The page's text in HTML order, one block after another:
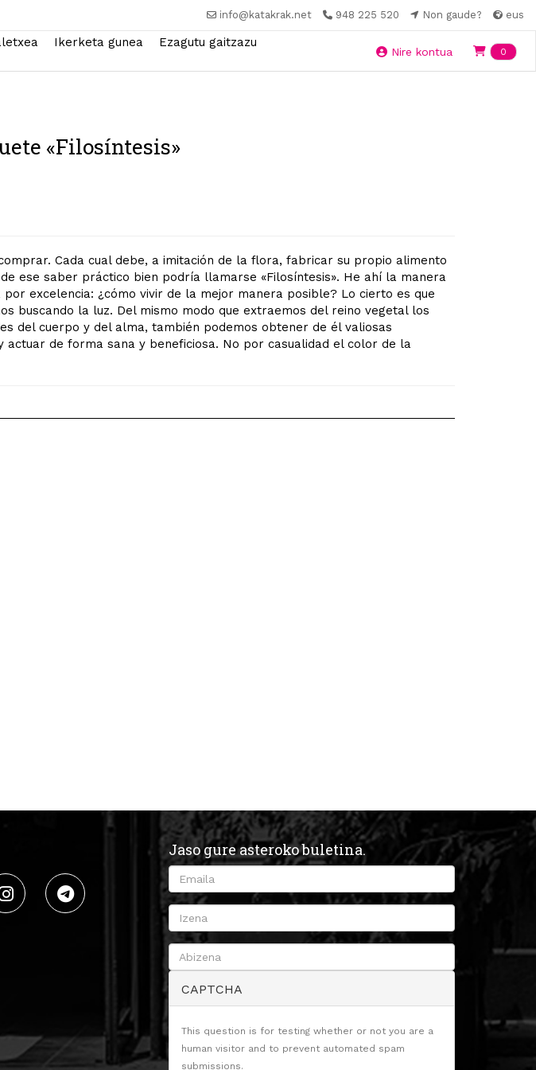
info@katakrak.net 948 225 520 Non gaude? eus
Ikerketa gunea
Ezagutu gaitzazu
Nire kontua 0
«Filosíntesis»
Cada cual debe, a imitación de la flora, fabricar su propio alimento
ese saber práctico bien podría llamarse «Filosíntesis». He ahí la manera
excelencia: ¿cómo vivir de la mejor manera posible? Lo cierto es que
buscando la luz. Del mismo modo que extraemos del reino vegetal los
del cuerpo y del alma, también podemos obtener de él valiosas
actuar de forma sana y beneficiosa. No por casualidad el color de la
Jaso gure asteroko buletina.
CAPTCHA
This question is for testing whether or not you are a
human visitor and to prevent automated spam
submissions.